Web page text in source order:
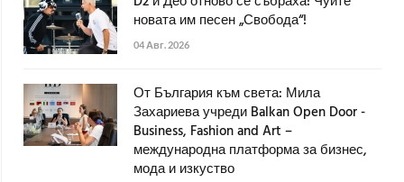
новата им песен „Свобода“!
04 Авг. 2026
От България към света: Мила
Захариева учреди Balkan Open Door -
Business, Fashion and Art –
международна платформа за бизнес,
мода и изкуство